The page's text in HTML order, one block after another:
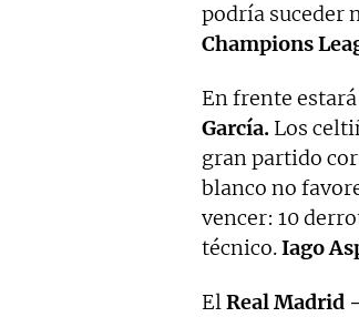
podría suceder
Champions
En frente
García. Los
gran partido
blanco no
vencer: 10
técnico.Iago
ElReal Madrid